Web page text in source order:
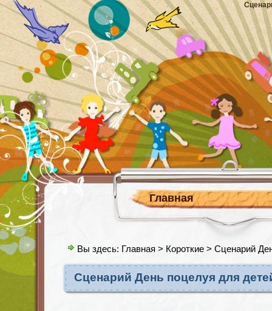
Главная
Вы здесь: Главная > Короткие > Сценарий
Сценарий День поцелуя для